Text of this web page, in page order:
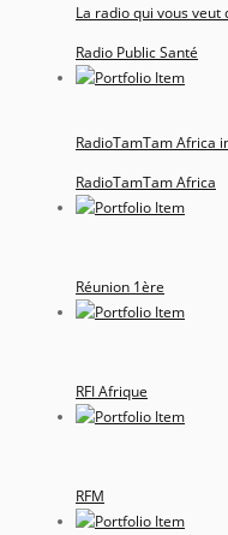
La radio qui vous veut
Radio Public Santé
RadioTamTam Africa
RadioTamTam Africa
Réunion 1ère
RFI Afrique
RFM